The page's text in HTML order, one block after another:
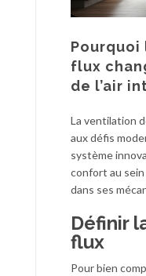
flux
de l’air
La ventilation
aux défis
système
confort au
dans ses
Définir
flux
Pour bien